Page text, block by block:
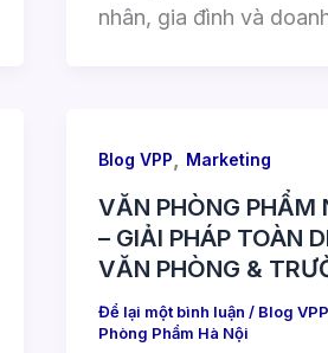
nhân, gia đình và
Blog VPP Marketing
VĂN PHÒNG PHẨM
– GIẢI PHÁP TOÀN
VĂN PHÒNG &
Để lại một bình luận / Blog VPP
Phòng Phẩm Hà Nội